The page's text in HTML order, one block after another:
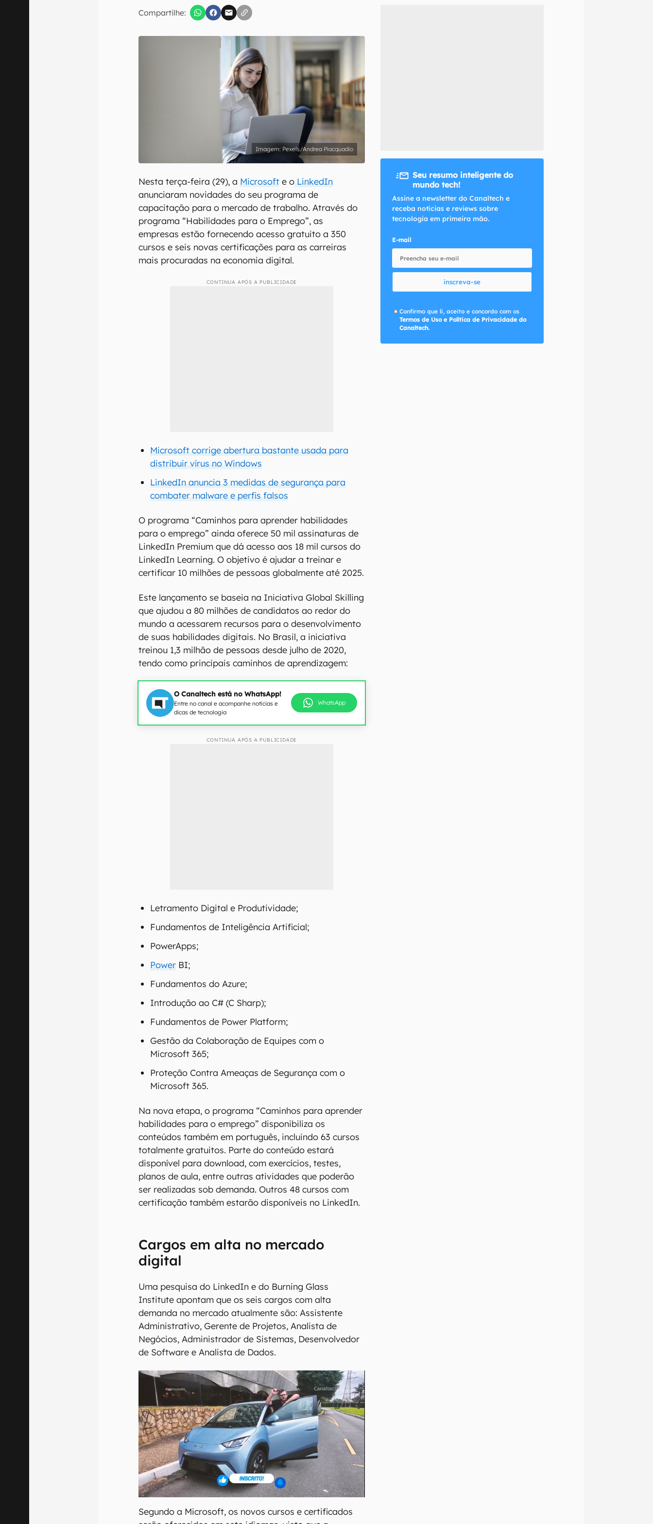
Compartilhe:
inscreva-se
Confirmo que li, aceito e concordo com os Termos de Uso e Política de Privacidade do Canaltech.
Pexels/Andrea Piacquadio
Nesta terça-feira (29), a Microsoft e o LinkedIn
anunciaram novidades do seu programa de
capacitação para o mercado de trabalho. Através do
programa “Habilidades para o Emprego”, as
empresas estão fornecendo acesso gratuito a 350
cursos e seis novas certificações para as carreiras
mais procuradas na economia digital.
CONTINUA APÓS A PUBLICIDADE
Microsoft corrige abertura bastante usada para
distribuir vírus no Windows
LinkedIn anuncia 3 medidas de segurança para
combater malware e perfis falsos
O programa “Caminhos para aprender habilidades
para o emprego” ainda oferece 50 mil assinaturas de
LinkedIn Premium que dá acesso aos 18 mil cursos do
LinkedIn Learning. O objetivo é ajudar a treinar e
certificar 10 milhões de pessoas globalmente até 2025.
Este lançamento se baseia na Iniciativa Global Skilling
que ajudou a 80 milhões de candidatos ao redor do
mundo a acessarem recursos para o desenvolvimento
de suas habilidades digitais. No Brasil, a iniciativa
treinou 1,3 milhão de pessoas desde julho de 2020,
tendo como principais caminhos de aprendizagem:
O Canaltech está no WhatsApp!
Entre no canal e acompanhe notícias e
dicas de tecnologia
WhatsApp
CONTINUA APÓS A PUBLICIDADE
Letramento Digital e Produtividade;
Fundamentos de Inteligência Artificial;
PowerApps;
Power BI;
Fundamentos do Azure;
Introdução ao C# (C Sharp);
Fundamentos de Power Platform;
Gestão da Colaboração de Equipes com o
Microsoft 365;
Proteção Contra Ameaças de Segurança com o
Microsoft 365.
Na nova etapa, o programa “Caminhos para aprender
habilidades para o emprego” disponibiliza os
conteúdos também em português, incluindo 63 cursos
totalmente gratuitos. Parte do conteúdo estará
disponível para download, com exercícios, testes,
planos de aula, entre outras atividades que poderão
ser realizadas sob demanda. Outros 48 cursos com
certificação também estarão disponíveis no LinkedIn.
Cargos em alta no mercado
digital
Uma pesquisa do LinkedIn e do Burning Glass
Institute apontam que os seis cargos com alta
demanda no mercado atualmente são: Assistente
Administrativo, Gerente de Projetos, Analista de
Negócios, Administrador de Sistemas, Desenvolvedor
de Software e Analista de Dados.
Segundo a Microsoft, os novos cursos e certificados
Seu resumo inteligente do
mundo tech!
Assine a newsletter do Canaltech e
receba notícias e reviews sobre
tecnologia em primeira mão.
E-mail
inscreva-se
Confirmo que li, aceito e concordo com os
Termos de Uso e Política de Privacidade do
Canaltech.